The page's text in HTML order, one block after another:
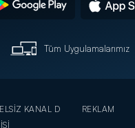
Tüm Uygulamalarımız
KANAL D REKLAM